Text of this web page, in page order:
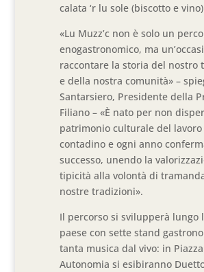
calata ‘r lu sole (biscotto e
«Lu Muzz’c non è solo un
enogastronomico, ma
raccontare la storia del nostro
e della nostra comunità» –
Santarsiero, Presidente della
Filiano – «È nato per non
patrimonio culturale del lavoro
contadino e ogni anno
successo, unendo la
tipicità alla volontà di
nostre tradizioni».
Il percorso si svilupperà lungo
paese con sette stand
tanta musica dal vivo: in Piazza
Autonomia si esibiranno